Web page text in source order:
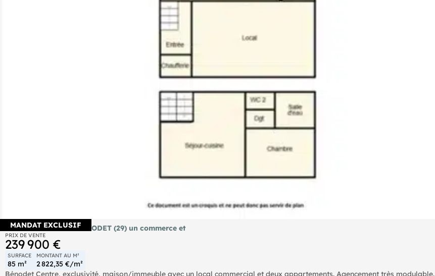
MANDAT EXCLUSIF
Immeuble à vendre BENODET (29) un commerce et
PRIX DE VENTE
239 900 €
SURFACE
85 m²
MONTANT AU M²
2 822,35 €/m²
Bénodet Centre, exclusivité, maison/immeuble avec un local commercial et deux appartements. Agencement très modulable.